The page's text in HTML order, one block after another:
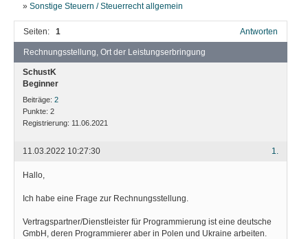
»Sonstige Steuern / Steuerrecht allgemein
Seiten: 1 Antworten
Rechnungsstellung, Ort der Leistungserbringung
SchustK
Beginner
Beiträge: 2
Punkte: 2
Registrierung: 11.06.2021
1.
11.03.2022 10:27:30
Hallo,
Ich habe eine Frage zur Rechnungsstellung.
Vertragspartner/Dienstleister für Programmierung ist eine deutsche
GmbH, deren Programmierer aber in Polen und Ukraine arbeiten.